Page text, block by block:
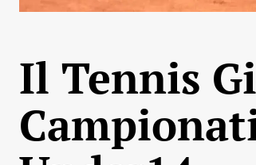
Il Tennis